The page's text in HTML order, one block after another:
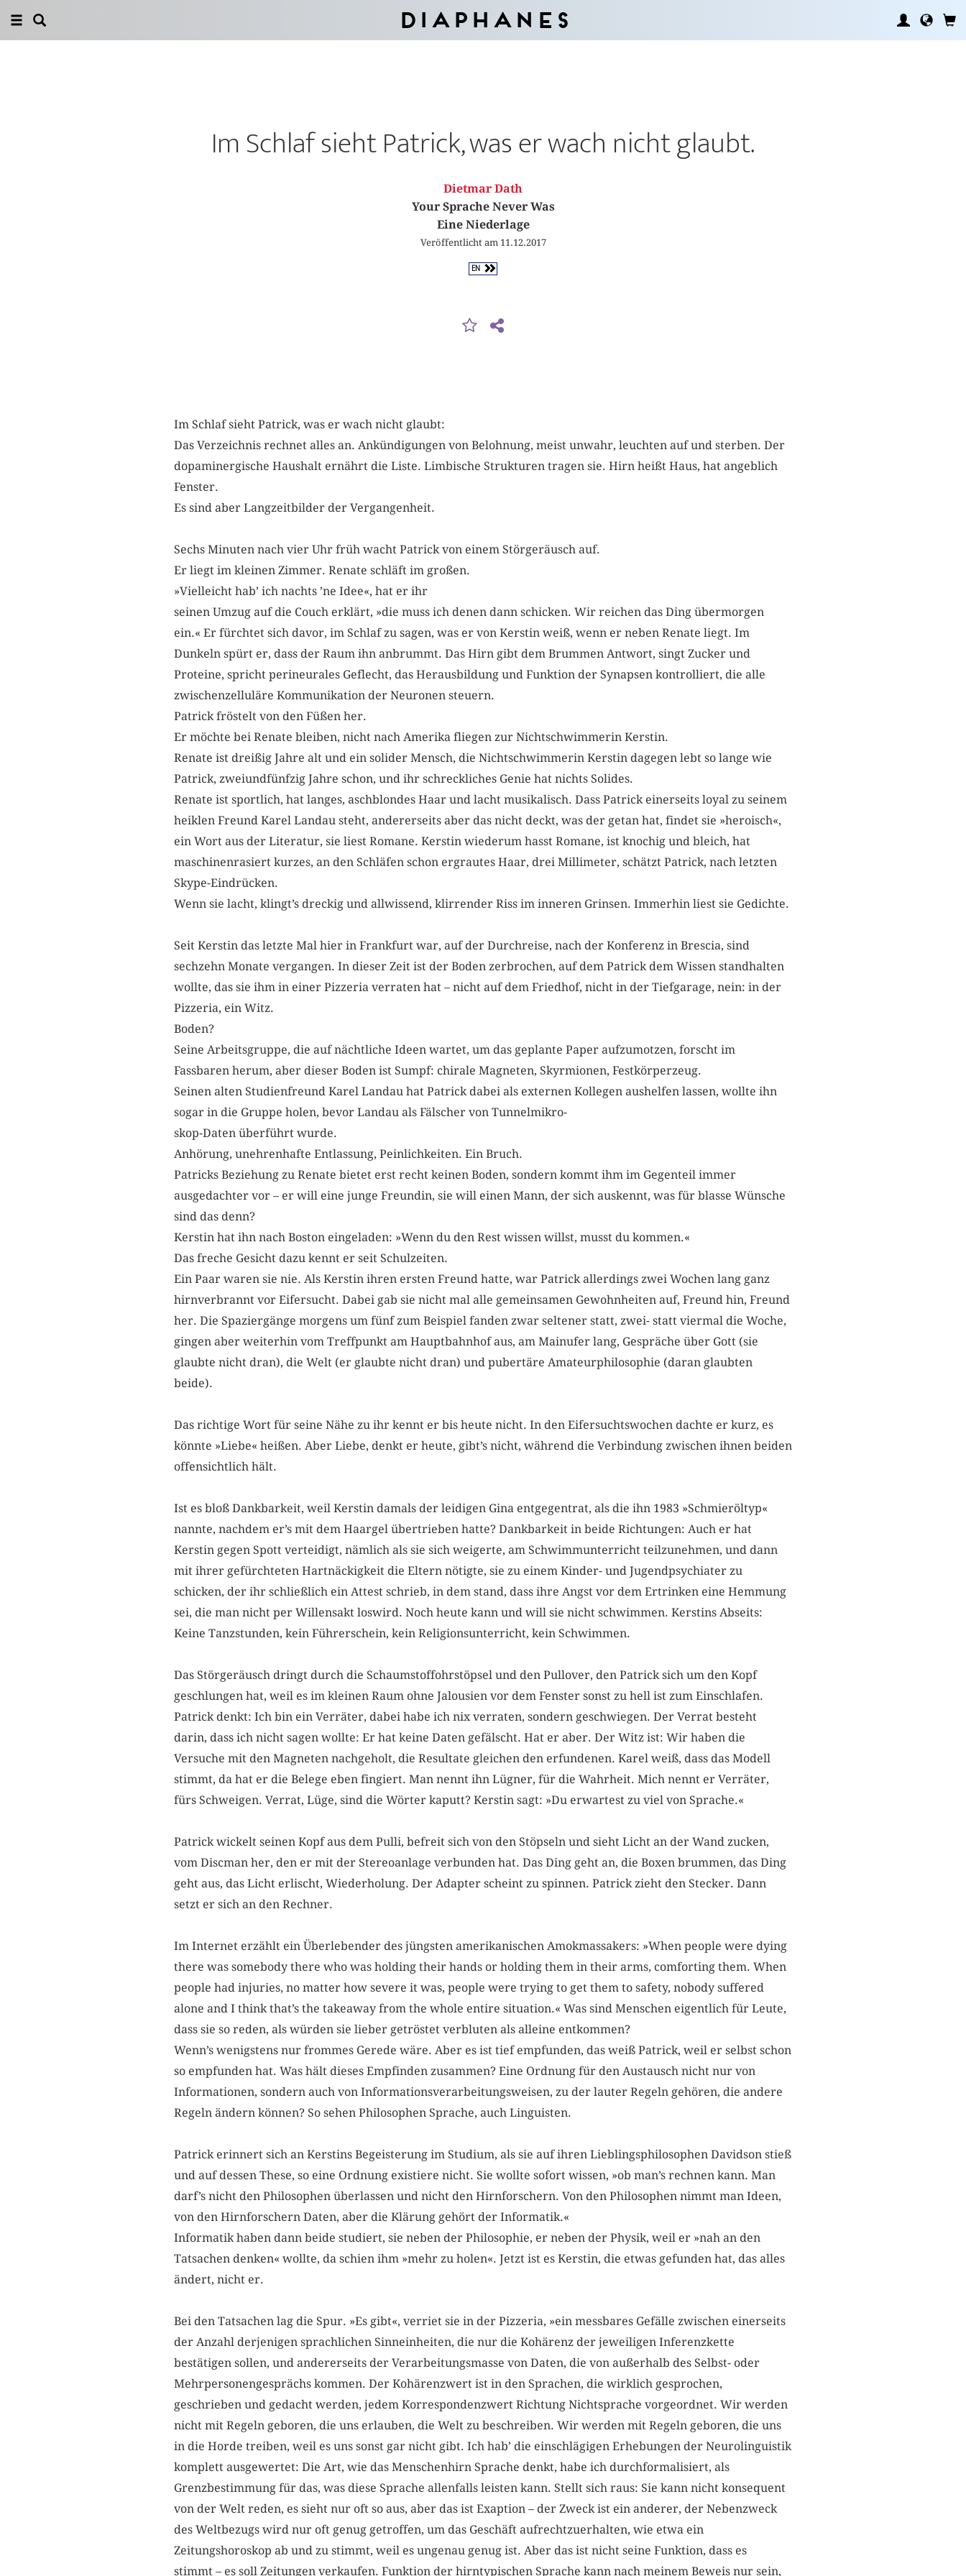
Diaphanes
Im Schlaf sieht Patrick, was er wach nicht glaubt.
Dietmar Dath
Your Sprache Never Was
Eine Niederlage
Veröffentlicht am 11.12.2017
EN
Im Schlaf sieht Patrick, was er wach nicht glaubt:
Das Verzeichnis rechnet alles an. Ankündigungen von Belohnung, meist unwahr, leuchten auf und sterben. Der
dopaminergische Haushalt ernährt die Liste. Limbische Strukturen tragen sie. Hirn heißt Haus, hat angeblich
Fenster.
Es sind aber Langzeitbilder der Vergangenheit.
Sechs Minuten nach vier Uhr früh wacht Patrick von einem Störgeräusch auf.
Er liegt im kleinen Zimmer. Renate schläft im großen.
»Vielleicht hab’ ich nachts ’ne Idee«, hat er ihr
seinen Umzug auf die Couch erklärt, »die muss ich denen dann schicken. Wir reichen das Ding übermorgen
ein.« Er fürchtet sich davor, im Schlaf zu sagen, was er von Kerstin weiß, wenn er neben Renate liegt. Im
Dunkeln spürt er, dass der Raum ihn anbrummt. Das Hirn gibt dem Brummen Antwort, singt Zucker und
Proteine, spricht perineurales Geflecht, das Herausbildung und Funktion der Synapsen kontrolliert, die alle
zwischenzelluläre Kommunikation der Neuronen steuern.
Patrick fröstelt von den Füßen her.
Er möchte bei Renate bleiben, nicht nach Amerika fliegen zur Nichtschwimmerin Kerstin.
Renate ist dreißig Jahre alt und ein solider Mensch, die Nichtschwimmerin Kerstin dagegen lebt so lange wie
Patrick, zweiundfünfzig Jahre schon, und ihr schreckliches Genie hat nichts Solides.
Renate ist sportlich, hat langes, aschblondes Haar und lacht musikalisch. Dass Patrick einerseits loyal zu seinem
heiklen Freund Karel Landau steht, andererseits aber das nicht deckt, was der getan hat, findet sie »heroisch«,
ein Wort aus der Literatur, sie liest Romane. Kerstin wiederum hasst Romane, ist knochig und bleich, hat
maschinenrasiert kurzes, an den Schläfen schon ergrautes Haar, drei Millimeter, schätzt Patrick, nach letzten
Skype-Eindrücken.
Wenn sie lacht, klingt’s dreckig und allwissend, klirrender Riss im inneren Grinsen. Immerhin liest sie Gedichte.
Seit Kerstin das letzte Mal hier in Frankfurt war, auf der Durchreise, nach der Konferenz in Brescia, sind
sechzehn Monate vergangen. In dieser Zeit ist der Boden zerbrochen, auf dem Patrick dem Wissen standhalten
wollte, das sie ihm in einer Pizzeria verraten hat – nicht auf dem Friedhof, nicht in der Tiefgarage, nein: in der
Pizzeria, ein Witz.
Boden?
Seine Arbeitsgruppe, die auf nächtliche Ideen wartet, um das geplante Paper aufzumotzen, forscht im
Fassbaren herum, aber dieser Boden ist Sumpf: chirale Magneten, Skyrmionen, Festkörperzeug.
Seinen alten Studienfreund Karel Landau hat Patrick dabei als externen Kollegen aushelfen lassen, wollte ihn
sogar in die Gruppe holen, bevor Landau als Fälscher von Tunnelmikro-
skop-Daten überführt wurde.
Anhörung, unehrenhafte Entlassung, Peinlichkeiten. Ein Bruch.
Patricks Beziehung zu Renate bietet erst recht keinen Boden, sondern kommt ihm im Gegenteil immer
ausgedachter vor – er will eine junge Freundin, sie will einen Mann, der sich auskennt, was für blasse Wünsche
sind das denn?
Kerstin hat ihn nach Boston eingeladen: »Wenn du den Rest wissen willst, musst du kommen.«
Das freche Gesicht dazu kennt er seit Schulzeiten.
Ein Paar waren sie nie. Als Kerstin ihren ersten Freund hatte, war Patrick allerdings zwei Wochen lang ganz
hirnverbrannt vor Eifersucht. Dabei gab sie nicht mal alle gemeinsamen Gewohnheiten auf, Freund hin, Freund
her. Die Spaziergänge morgens um fünf zum Beispiel fanden zwar seltener statt, zwei- statt viermal die Woche,
gingen aber weiterhin vom Treffpunkt am Hauptbahnhof aus, am Mainufer lang, Gespräche über Gott (sie
glaubte nicht dran), die Welt (er glaubte nicht dran) und pubertäre Amateurphilosophie (daran glaubten
beide).
Das richtige Wort für seine Nähe zu ihr kennt er bis heute nicht. In den Eifersuchtswochen dachte er kurz, es
könnte »Liebe« heißen. Aber Liebe, denkt er heute, gibt’s nicht, während die Verbindung zwischen ihnen beiden
offensichtlich hält.
Ist es bloß Dankbarkeit, weil Kerstin damals der leidigen Gina entgegentrat, als die ihn 1983 »Schmieröltyp«
nannte, nachdem er’s mit dem Haargel übertrieben hatte? Dankbarkeit in beide Richtungen: Auch er hat
Kerstin gegen Spott verteidigt, nämlich als sie sich weigerte, am Schwimmunterricht teilzunehmen, und dann
mit ihrer gefürchteten Hartnäckigkeit die Eltern nötigte, sie zu einem Kinder- und Jugendpsychiater zu
schicken, der ihr schließlich ein Attest schrieb, in dem stand, dass ihre Angst vor dem Ertrinken eine Hemmung
sei, die man nicht per Willensakt loswird. Noch heute kann und will sie nicht schwimmen. Kerstins Abseits:
Keine Tanzstunden, kein Führerschein, kein Religionsunterricht, kein Schwimmen.
Das Störgeräusch dringt durch die Schaumstoffohrstöpsel und den Pullover, den Patrick sich um den Kopf
geschlungen hat, weil es im kleinen Raum ohne Jalousien vor dem Fenster sonst zu hell ist zum Einschlafen.
Patrick denkt: Ich bin ein Verräter, dabei habe ich nix verraten, sondern geschwiegen. Der Verrat besteht
darin, dass ich nicht sagen wollte: Er hat keine Daten gefälscht. Hat er aber. Der Witz ist: Wir haben die
Versuche mit den Magneten nachgeholt, die Resultate gleichen den erfundenen. Karel weiß, dass das Modell
stimmt, da hat er die Belege eben fingiert. Man nennt ihn Lügner, für die Wahrheit. Mich nennt er Verräter,
fürs Schweigen. Verrat, Lüge, sind die Wörter kaputt? Kerstin sagt: »Du erwartest zu viel von Sprache.«
Patrick wickelt seinen Kopf aus dem Pulli, befreit sich von den Stöpseln und sieht Licht an der Wand zucken,
vom Discman her, den er mit der Stereoanlage verbunden hat. Das Ding geht an, die Boxen brummen, das Ding
geht aus, das Licht erlischt, Wiederholung. Der Adapter scheint zu spinnen. Patrick zieht den Stecker. Dann
setzt er sich an den Rechner.
Im Internet erzählt ein Überlebender des jüngsten amerikanischen Amokmassakers: »When people were dying
there was somebody there who was holding their hands or holding them in their arms, comforting them. When
people had injuries, no matter how severe it was, people were trying to get them to safety, nobody suffered
alone and I think that’s the takeaway from the whole entire situation.« Was sind Menschen eigentlich für Leute,
dass sie so reden, als würden sie lieber getröstet verbluten als alleine entkommen?
Wenn’s wenigstens nur frommes Gerede wäre. Aber es ist tief empfunden, das weiß Patrick, weil er selbst schon
so empfunden hat. Was hält dieses Empfinden zusammen? Eine Ordnung für den Austausch nicht nur von
Informationen, sondern auch von Informationsverarbeitungsweisen, zu der lauter Regeln gehören, die andere
Regeln ändern können? So sehen Philosophen Sprache, auch Linguisten.
Patrick erinnert sich an Kerstins Begeisterung im Studium, als sie auf ihren Lieblingsphilosophen Davidson stieß
und auf dessen These, so eine Ordnung existiere nicht. Sie wollte sofort wissen, »ob man’s rechnen kann. Man
darf’s nicht den Philosophen überlassen und nicht den Hirnforschern. Von den Philosophen nimmt man Ideen,
von den Hirnforschern Daten, aber die Klärung gehört der Informatik.«
Informatik haben dann beide studiert, sie neben der Philosophie, er neben der Physik, weil er »nah an den
Tatsachen denken« wollte, da schien ihm »mehr zu holen«. Jetzt ist es Kerstin, die etwas gefunden hat, das alles
ändert, nicht er.
Bei den Tatsachen lag die Spur. »Es gibt«, verriet sie in der Pizzeria, »ein messbares Gefälle zwischen einerseits
der Anzahl derjenigen sprachlichen Sinneinheiten, die nur die Kohärenz der jeweiligen Inferenzkette
bestätigen sollen, und andererseits der Verarbeitungsmasse von Daten, die von außerhalb des Selbst- oder
Mehrpersonengesprächs kommen. Der Kohärenzwert ist in den Sprachen, die wirklich gesprochen,
geschrieben und gedacht werden, jedem Korrespondenzwert Richtung Nichtsprache vorgeordnet. Wir werden
nicht mit Regeln geboren, die uns erlauben, die Welt zu beschreiben. Wir werden mit Regeln geboren, die uns
in die Horde treiben, weil es uns sonst gar nicht gibt. Ich hab’ die einschlägigen Erhebungen der Neurolinguistik
komplett ausgewertet: Die Art, wie das Menschenhirn Sprache denkt, habe ich durchformalisiert, als
Grenzbestimmung für das, was diese Sprache allenfalls leisten kann. Stellt sich raus: Sie kann nicht konsequent
von der Welt reden, es sieht nur oft so aus, aber das ist Exaption – der Zweck ist ein anderer, der Nebenzweck
des Weltbezugs wird nur oft genug getroffen, um das Geschäft aufrechtzuerhalten, wie etwa ein
Zeitungshoroskop ab und zu stimmt, weil es ungenau genug ist. Aber das ist nicht seine Funktion, dass es
stimmt – es soll Zeitungen verkaufen. Funktion der hirntypischen Sprache kann nach meinem Beweis nur sein,